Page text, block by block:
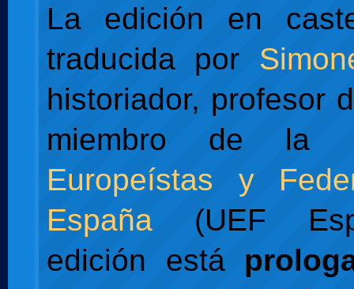
La edición en
traducida por
historiador, profesor
miembro de la
Europeístas y
España(UEF
edición está